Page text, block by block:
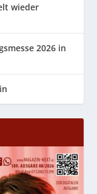
wieder
2026 in